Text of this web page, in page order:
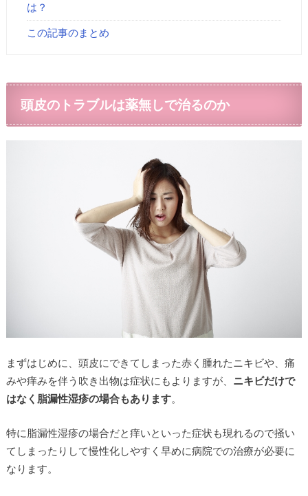
は？
この記事のまとめ
頭皮のトラブルは薬無しで治るのか
まずはじめに、頭皮にできてしまった赤く腫れたニキビや、痛
みや痒みを伴う吹き出物は症状にもよりますが、
ニキビだけで
はなく脂漏性湿疹の場合もあります。
特に脂漏性湿疹の場合だと痒いといった症状も現れるので掻い
てしまったりして慢性化しやすく早めに病院での治療が必要に
なります。